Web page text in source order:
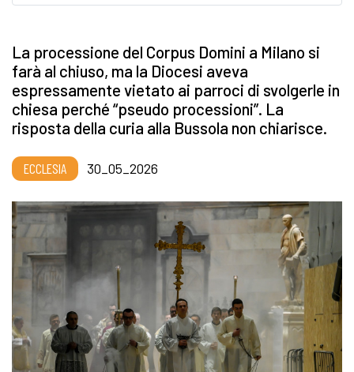
La processione del Corpus Domini a Milano si
farà al chiuso, ma la Diocesi aveva
espressamente vietato ai parroci di svolgerle in
chiesa perché “pseudo processioni”. La
risposta della curia alla Bussola non chiarisce.
ECCLESIA 30_05_2026